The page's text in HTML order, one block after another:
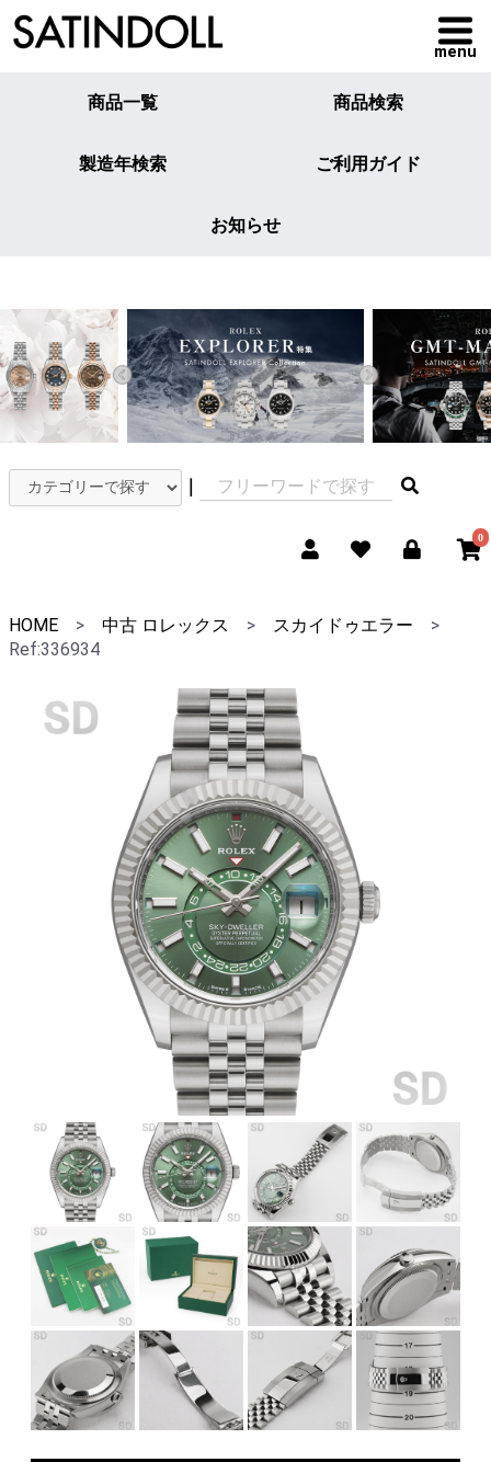
menu
商品一覧 商品検索
製造年検索 ご利用ガイド
お知らせ
｜
0
HOME > 中古 ロレックス > スカイドゥエラー
>
Ref:336934